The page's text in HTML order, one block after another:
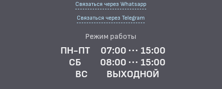
Связаться через Whatsapp
Связаться через Telegram
Режим работы
ПН-ПТ
07:00 ··· 15:00
СБ
08:00 ··· 15:00
ВС
ВЫХОДНОЙ